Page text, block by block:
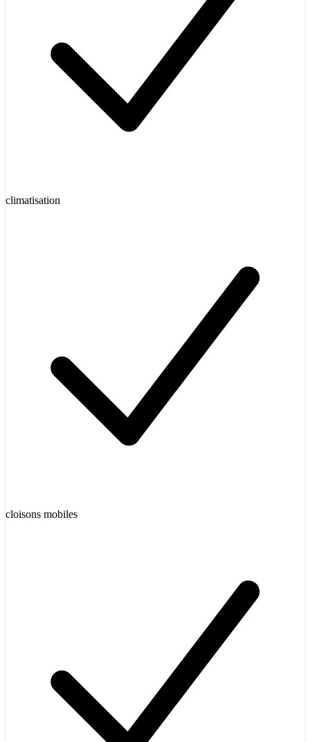
climatisation
cloisons mobiles